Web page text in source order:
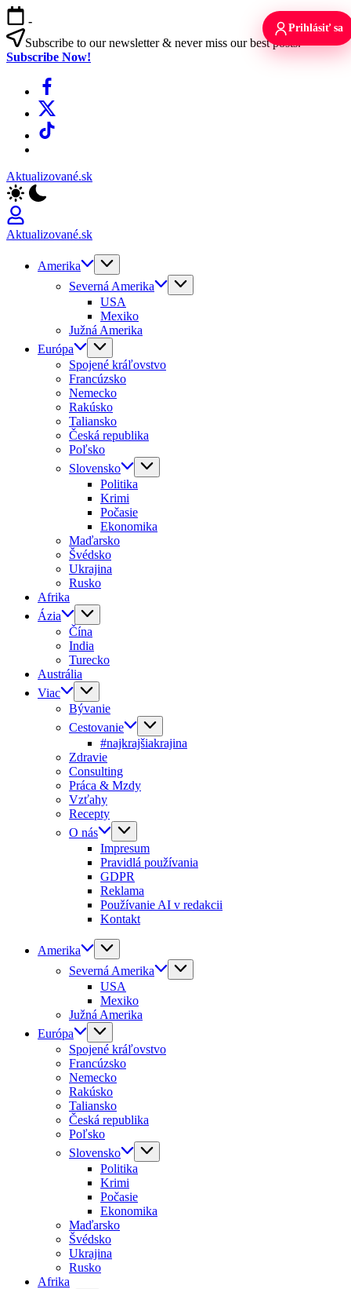
Skip
to
content
-
Subscribe to our newsletter & never miss our best posts.
Subscribe Now!
Facebook
X
TikTok
Aktualizované.sk
Aktualizované.sk
Amerika
Severná Amerika
USA
Mexiko
Južná Amerika
Európa
Spojené kráľovstvo
Francúzsko
Nemecko
Rakúsko
Taliansko
Česká republika
Poľsko
Slovensko
Politika
Krimi
Počasie
Ekonomika
Maďarsko
Švédsko
Ukrajina
Rusko
Afrika
Ázia
Čína
India
Turecko
Austrália
Viac
Bývanie
Cestovanie
#najkrajšiakrajina
Zdravie
Consulting
Práca & Mzdy
Vzťahy
Recepty
O nás
Impresum
Pravidlá používania
GDPR
Reklama
Používanie AI v redakcii
Kontakt
Amerika
Severná Amerika
USA
Mexiko
Južná Amerika
Európa
Spojené kráľovstvo
Francúzsko
Nemecko
Rakúsko
Taliansko
Česká republika
Poľsko
Slovensko
Politika
Krimi
Počasie
Ekonomika
Maďarsko
Švédsko
Ukrajina
Rusko
Afrika
Prihlásiť sa